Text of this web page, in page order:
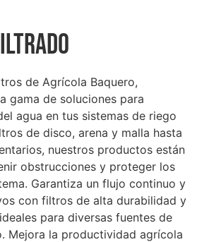
de Agrícola Baquero,
gama de soluciones para
agua en tus sistemas de riego
de disco, arena y malla hasta
nuestros productos están
obstrucciones y proteger los
Garantiza un flujo continuo y
con filtros de alta durabilidad y
para diversas fuentes de
Mejora la productividad agrícola